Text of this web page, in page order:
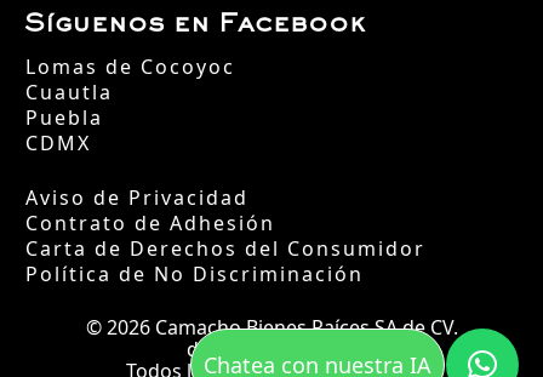
Síguenos en Facebook
Lomas de Cocoyoc
Cuautla
Puebla
CDMX
Aviso de Privacidad
Contrato de Adhesión
Carta de Derechos del Consumidor
Política de No Discriminación
© 2026 Camacho Bienes Raíces SA de CV.
desde el año 2002.
Todos los derechos reservados.
Chatea con nuestra IA